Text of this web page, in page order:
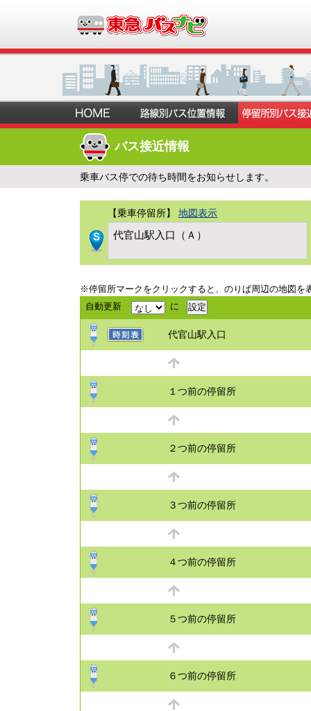
バス接近情報
乗車バス停での待ち時間をお知らせします。
【乗車停留所】 地図表示
代官山駅入口（Ａ）
※停留所マークをクリックすると、のりば周辺の地図を
自動更新
に
代官山駅入口
１つ前の停留所
２つ前の停留所
３つ前の停留所
４つ前の停留所
５つ前の停留所
６つ前の停留所